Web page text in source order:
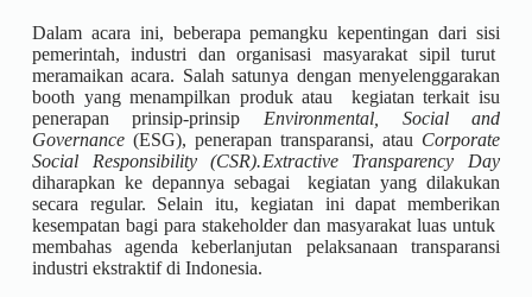
Dalam acara ini, beberapa pemangku kepentingan dari sisi
pemerintah, industri dan organisasi masyarakat sipil turut
meramaikan acara. Salah satunya dengan menyelenggarakan
booth yang menampilkan produk atau kegiatan terkait isu
penerapan prinsip-prinsip Environmental, Social and
Governance (ESG), penerapan transparansi, atau Corporate
Social Responsibility (CSR).Extractive Transparency Day
diharapkan ke depannya sebagai kegiatan yang dilakukan
secara regular. Selain itu, kegiatan ini dapat memberikan
kesempatan bagi para stakeholder dan masyarakat luas untuk
membahas agenda keberlanjutan pelaksanaan transparansi
industri ekstraktif di Indonesia.